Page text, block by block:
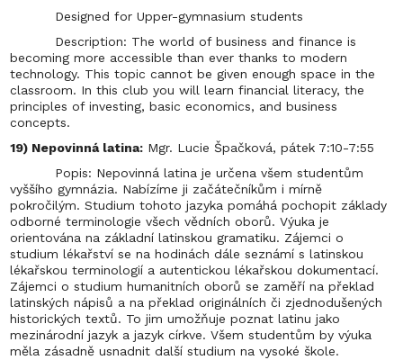
Designed for Upper-gymnasium students
Description: The world of business and finance is
becoming more accessible than ever thanks to modern
technology. This topic cannot be given enough space in the
classroom. In this club you will learn financial literacy, the
principles of investing, basic economics, and business
concepts.
19) Nepovinná latina:Mgr. Lucie Špačková, pátek 7:10-7:55
Popis: Nepovinná latina je určena všem studentům
vyššího gymnázia. Nabízíme ji začátečníkům i mírně
pokročilým. Studium tohoto jazyka pomáhá pochopit základy
odborné terminologie všech vědních oborů. Výuka je
orientována na základní latinskou gramatiku. Zájemci o
studium lékařství se na hodinách dále seznámí s latinskou
lékařskou terminologií a autentickou lékařskou dokumentací.
Zájemci o studium humanitních oborů se zaměří na překlad
latinských nápisů a na překlad originálních či zjednodušených
historických textů. To jim umožňuje poznat latinu jako
mezinárodní jazyk a jazyk církve. Všem studentům by výuka
měla zásadně usnadnit další studium na vysoké škole.